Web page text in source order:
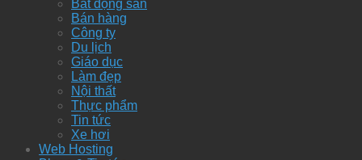
Bất động sản
Bán hàng
Công ty
Du lịch
Giáo dục
Làm đẹp
Nội thất
Thực phẩm
Tin tức
Xe hơi
Web Hosting